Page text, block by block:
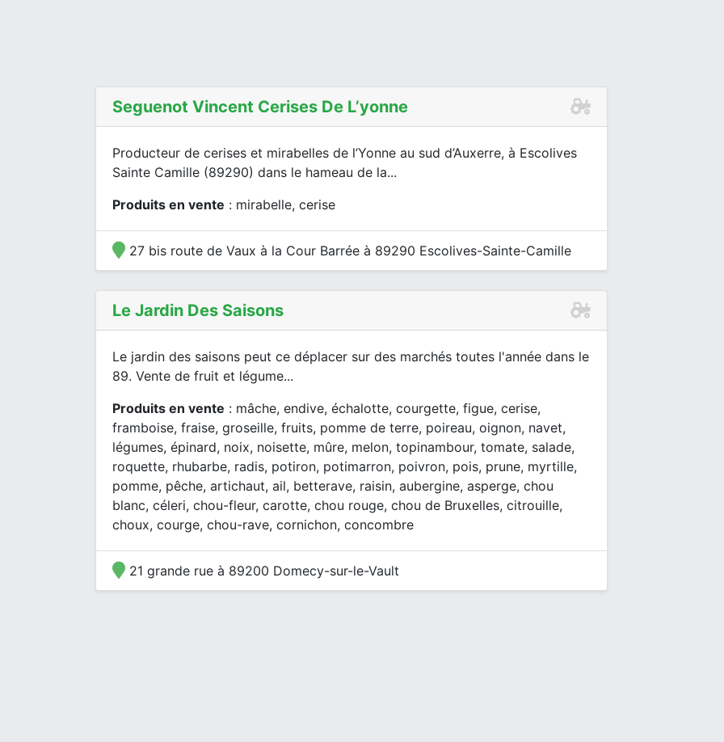
Seguenot Vincent Cerises De L’yonne
Producteur de cerises et mirabelles de l’Yonne au sud d’Auxerre, à Escolives
Sainte Camille (89290) dans le hameau de la...
Produits en vente : mirabelle, cerise
27 bis route de Vaux à la Cour Barrée à 89290 Escolives-Sainte-Camille
Le Jardin Des Saisons
Le jardin des saisons peut ce déplacer sur des marchés toutes l'année dans le
89. Vente de fruit et légume...
Produits en vente : mâche, endive, échalotte, courgette, figue, cerise,
framboise, fraise, groseille, fruits, pomme de terre, poireau, oignon, navet,
légumes, épinard, noix, noisette, mûre, melon, topinambour, tomate, salade,
roquette, rhubarbe, radis, potiron, potimarron, poivron, pois, prune, myrtille,
pomme, pêche, artichaut, ail, betterave, raisin, aubergine, asperge, chou
blanc, céleri, chou-fleur, carotte, chou rouge, chou de Bruxelles, citrouille,
choux, courge, chou-rave, cornichon, concombre
21 grande rue à 89200 Domecy-sur-le-Vault